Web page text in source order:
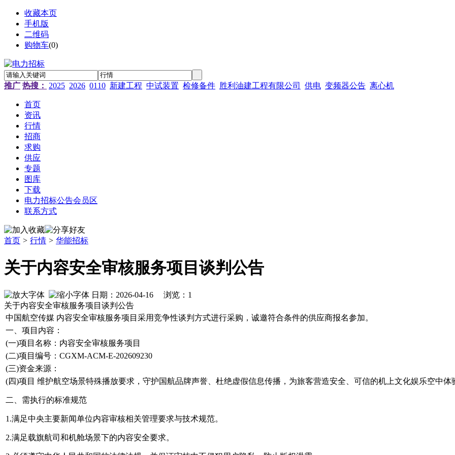
收藏本页
手机版
二维码
购物车(0)
推广 热搜： 2025 2026 0110 新建工程 中试装置 检修备件 胜利油建工程有限公司 供电 变频器公告 离心机
首页
资讯
行情
招商
求购
供应
专题
图库
下载
电力招标公告会员区
联系方式
首页 > 行情 > 华能招标
关于内容安全审核服务项目谈判公告
日期：2026-04-16 浏览： 1
关于内容安全审核服务项目谈判公告
中国航空传媒 内容安全审核服务项目采用竞争性谈判方式进行采购，诚邀符合条件的供应商报名参加。
一、项目内容：
(一)项目名称：内容安全审核服务项目
(二)项目编号：CGXM-ACM-E-202609230
(三)资金来源：
(四)项目 维护航空场景特殊播放要求，守护国航品牌声誉、杜绝虚假信息传播，为旅客营造安全、可信的机上文化娱乐空中体
二、需执行的标准规范
1.满足中央主要新闻单位内容审核相关管理要求与技术规范。
2.满足载旗航司和机舱场景下的内容安全要求。